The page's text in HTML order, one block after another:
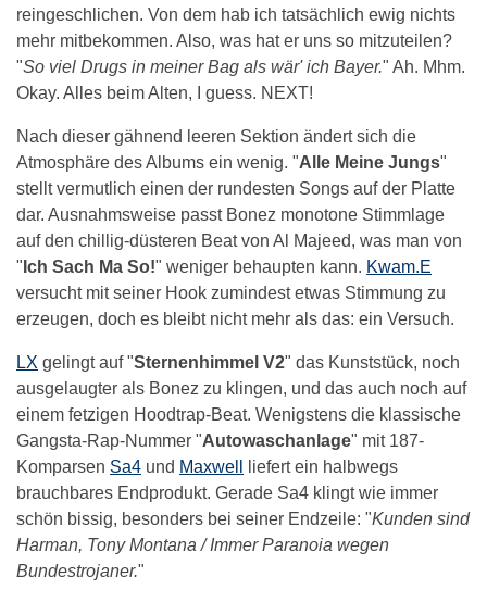
reingeschlichen. Von dem hab ich tatsächlich ewig nichts
mehr mitbekommen. Also, was hat er uns so mitzuteilen?
"So viel Drugs in meiner Bag als wär' ich Bayer." Ah. Mhm.
Okay. Alles beim Alten, I guess. NEXT!
Nach dieser gähnend leeren Sektion ändert sich die
Atmosphäre des Albums ein wenig. "Alle Meine Jungs"
stellt vermutlich einen der rundesten Songs auf der Platte
dar. Ausnahmsweise passt Bonez monotone Stimmlage
auf den chillig-düsteren Beat von Al Majeed, was man von
" Ich Sach Ma So!" weniger behaupten kann. Kwam.E
versucht mit seiner Hook zumindest etwas Stimmung zu
erzeugen, doch es bleibt nicht mehr als das: ein Versuch.
LX gelingt auf "Sternenhimmel V2" das Kunststück, noch
ausgelaugter als Bonez zu klingen, und das auch noch auf
einem fetzigen Hoodtrap-Beat. Wenigstens die klassische
Gangsta-Rap-Nummer "Autowaschanlage" mit 187-
Komparsen Sa4 und Maxwell
liefert ein halbwegs
brauchbares Endprodukt. Gerade Sa4 klingt wie immer
schön bissig, besonders bei seiner Endzeile: "Kunden sind
Harman, Tony Montana / Immer Paranoia wegen
Bundestrojaner."